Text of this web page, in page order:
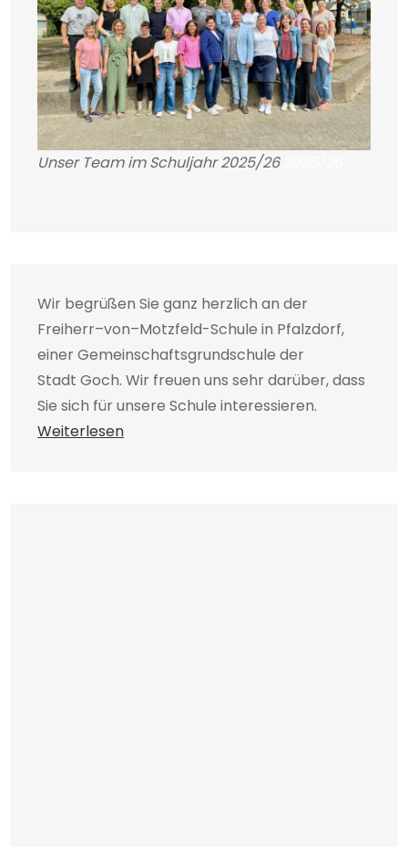
Unser Team im Schuljahr 2025/262025/26
Wir begrüßen Sie ganz herzlich an der
Freiherr–von–Motzfeld-Schule in Pfalzdorf,
einer Gemeinschaftsgrundschule der
Stadt Goch. Wir freuen uns sehr darüber, dass
Sie sich für unsere Schule interessieren.
Weiterlesen